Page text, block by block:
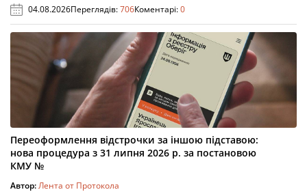
04.08.2026Переглядів:706Коментарі:0
Переоформлення відстрочки за іншою підставою:
нова процедура з 31 липня 2026 р. за постановою
КМУ №
Автор:Лента от Протокола